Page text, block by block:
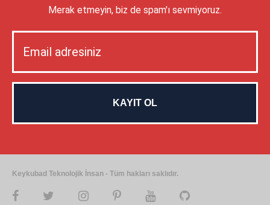
Merak etmeyin, biz de spam'ı sevmiyoruz.
Keykubad Teknolojik İnsan - Tüm hakları saklıdır.